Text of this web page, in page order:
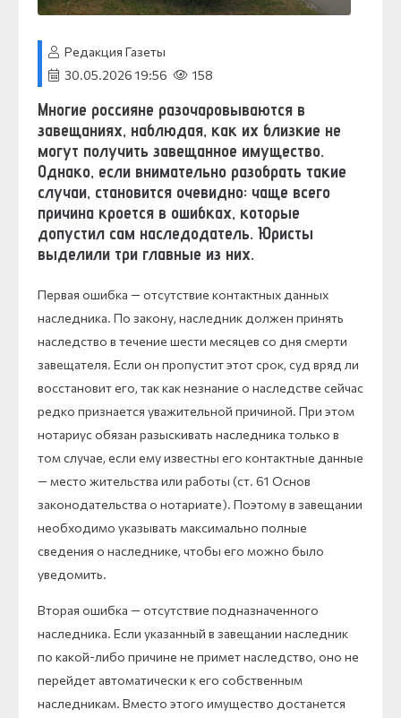
Редакция Газеты
30.05.2026 19:56
158
Многие россияне разочаровываются в
завещаниях, наблюдая, как их близкие не
могут получить завещанное имущество.
Однако, если внимательно разобрать такие
случаи, становится очевидно: чаще всего
причина кроется в ошибках, которые
допустил сам наследодатель. Юристы
выделили три главные из них.
Первая ошибка — отсутствие контактных данных
наследника. По закону, наследник должен принять
наследство в течение шести месяцев со дня смерти
завещателя. Если он пропустит этот срок, суд вряд ли
восстановит его, так как незнание о наследстве сейчас
редко признается уважительной причиной. При этом
нотариус обязан разыскивать наследника только в
том случае, если ему известны его контактные данные
— место жительства или работы (ст. 61 Основ
законодательства о нотариате). Поэтому в завещании
необходимо указывать максимально полные
сведения о наследнике, чтобы его можно было
уведомить.
Вторая ошибка — отсутствие подназначенного
наследника. Если указанный в завещании наследник
по какой-либо причине не примет наследство, оно не
перейдет автоматически к его собственным
наследникам. Вместо этого имущество достанется